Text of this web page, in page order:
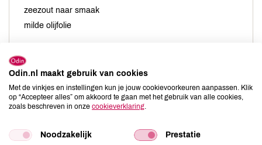
zeezout naar smaak
milde olijfolie
Zoete bataat schoon boenen of schillen en in plakjes
snijden.
Beide helften met de lijnen van de ui mee in smalle partjes
Odin.nl maakt gebruik van cookies
Met de vinkjes en instellingen kun je jouw cookievoorkeuren aanpassen. Klik
op “Accepteer alles” om akkoord te gaan met het gebruik van alle cookies,
zoals beschreven in onze cookieverklaring
Noodzakelijk Prestatie